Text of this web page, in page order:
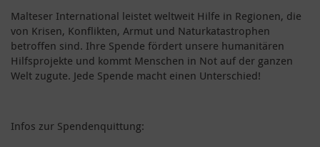
Malteser International leistet weltweit Hilfe in Regionen, die
von Krisen, Konflikten, Armut und Naturkatastrophen
betroffen sind. Ihre Spende fördert unsere humanitären
Hilfsprojekte und kommt Menschen in Not auf der ganzen
Welt zugute. Jede Spende macht einen Unterschied!
Infos zur Spendenquittung: